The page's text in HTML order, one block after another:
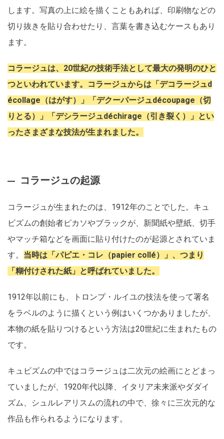
します。写真の上に絵を描くこともあれば、印刷物などの
切り抜きを貼り合わせたり、言葉を書き込むケースもあり
ます。
コラージュは、20世紀の技術手法として最大の発明のひと
つといわれています。コラージュからは「デコラージュd
écollage（はがす）」「デクーパージュdécoupage（切
りとる）」「デシラージュdéchirage（引き裂く）」とい
ったさまざまな技法が生まれました。
コラージュの起源
コラージュが生まれたのは、1912年のことでした。キュ
ビズムの創始者ピカソやブラックが、新聞紙や壁紙、切手
やマッチ箱などを画面に貼り付けたのが起源とされていま
す。 当時は「パピエ・コレ（papier collé）」、つまり
「糊付けされた紙」と呼ばれていました。
1912年以前にも、トロンプ・ルイユの技法を使って署名
をラベルのように描くという例はいくつかありましたが、
本物の紙を貼りつけるという方法は20世紀に生まれたもの
です。
キュビズムの中ではコラージュは二次元の絵画にとどまっ
ていましたが、1920年代以降、イタリア未来派やダダイ
ズム、シュルレアリスムの流れの中で、徐々に三次元的な
作品も作られるようになります。